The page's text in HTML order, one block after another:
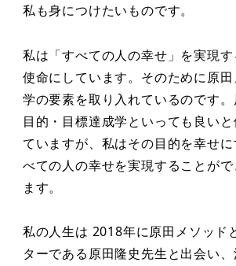
私も身につけたいものです。
私は「すべての人の幸せ」を実現
使命にしています。そのために原
学の要素を取り入れているのです
目的・目標達成学といっても良いと
ていますが、私はその目的を幸せ
べての人の幸せを実現することが
ます。
私の人生は 2018年に原田メソッド
ターである原田隆史先生と出会い